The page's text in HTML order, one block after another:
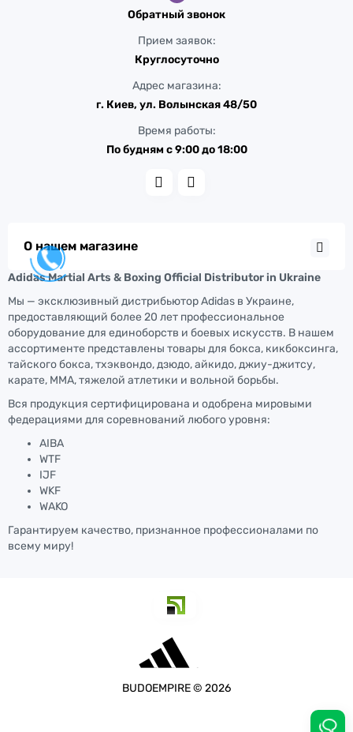
Обратный звонок
Прием заявок:
Круглосуточно
Адрес магазина:
г. Киев, ул. Волынская 48/50
Время работы:
По будням с 9:00 до 18:00
О нашем магазине
Adidas Martial Arts & Boxing Official Distributor in Ukraine
Мы — эксклюзивный дистрибьютор Adidas в Украине,
предоставляющий более 20 лет профессиональное
оборудование для единоборств и боевых искусств. В нашем
ассортименте представлены товары для бокса, кикбоксинга,
тайского бокса, тхэквондо, дзюдо, айкидо, джиу-джитсу,
карате, ММА, тяжелой атлетики и вольной борьбы.
Вся продукция сертифицирована и одобрена мировыми
федерациями для соревнований любого уровня:
AIBA
WTF
IJF
WKF
WAKO
Гарантируем качество, признанное профессионалами по
всему миру!
BUDOEMPIRE © 2026